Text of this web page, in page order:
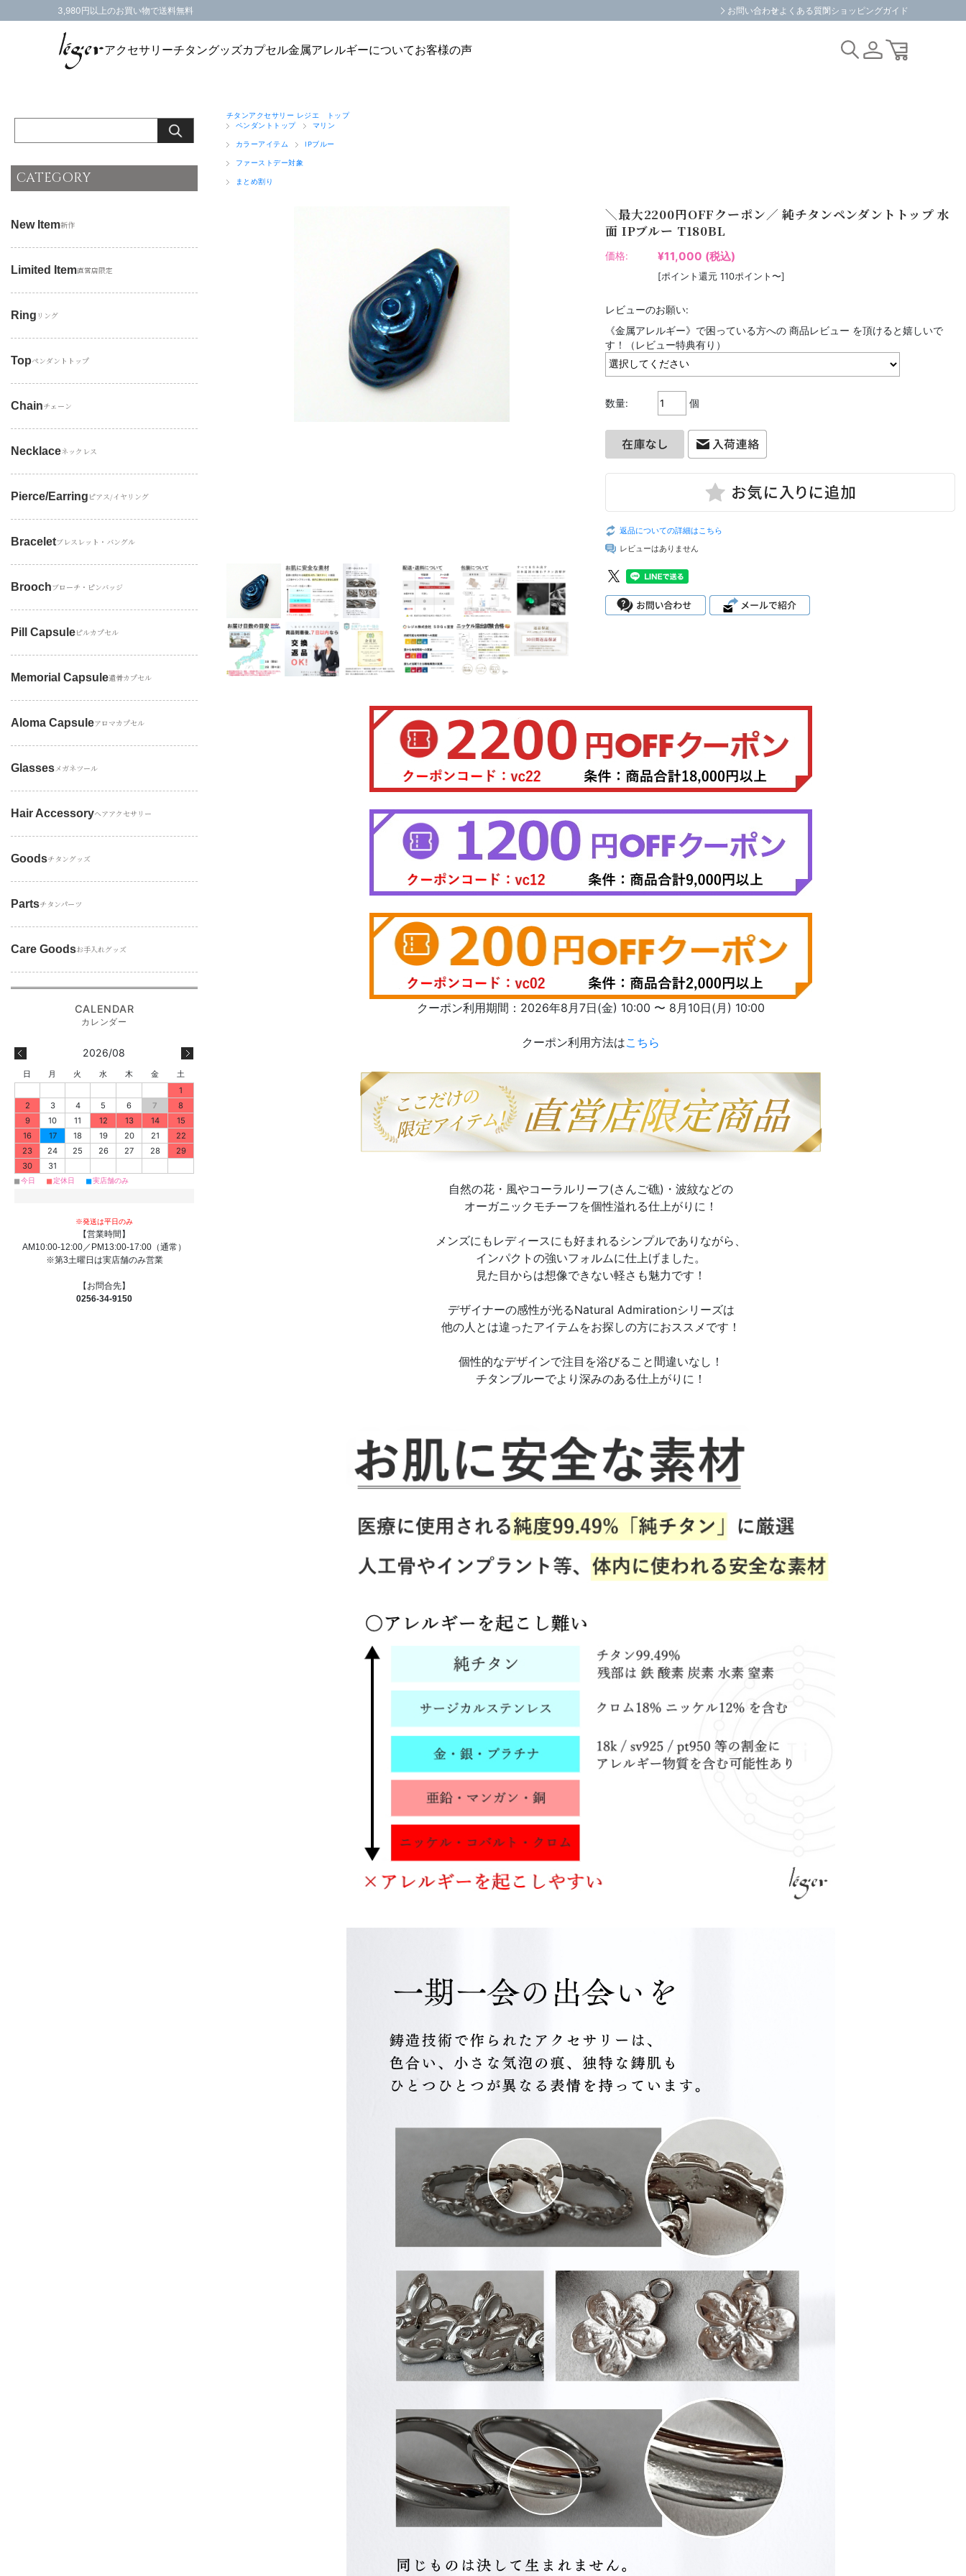
3,980円以上のお買い物で送料無料 お問い合わせ よくある質問ショッピングガイド
アクセサリーチタングッズカプセル金属アレルギーについてお客様の声
チタンアクセサリー レジエ トップ
ペンダントトップ
マリン
カラーアイテム IPブルー
ファーストデー対象
まとめ割り
＼最大2200円OFFクーポン／ 純チタンペンダントトップ 水
面 IPブルー T180BL
価格: ¥11,000 (税込)
[ポイント還元 110ポイント〜]
レビューのお願い:
《金属アレルギー》で困っている方への 商品レビュー を頂けると嬉しいで
す！（レビュー特典有り）
数量: 個
返品についての詳細はこちら
レビューはありません
クーポン利用期間：2026年8月7日(金) 10:00 〜 8月10日(月) 10:00
クーポン利用方法はこちら
自然の花・風やコーラルリーフ(さんご礁)・波紋などの
オーガニックモチーフを個性溢れる仕上がりに！
メンズにもレディースにも好まれるシンプルでありながら、
インパクトの強いフォルムに仕上げました。
見た目からは想像できない軽さも魅力です！
デザイナーの感性が光るNatural Admirationシリーズは
他の人とは違ったアイテムをお探しの方におススメです！
個性的なデザインで注目を浴びること間違いなし！
チタンブルーでより深みのある仕上がりに！
CATEGORY
New Item新作
Limited Item直営店限定
Ring リング
Topペンダントトップ
Chainチェーン
Necklaceネックレス
Pierce/earring ピアス/イヤリング
Braceletブレスレット・バングル
Broochブローチ・ピンバッジ
Pill Capsuleピルカプセル
Memorial Capsule遺骨カプセル
Aloma Capsuleアロマカプセル
Glassesメガネツール
Hair Accessoryヘアアクセサリー
Goodsチタングッズ
Partsチタンパーツ
Care Goodsお手入れグッズ
2026/08
日 月 火 水 木 金
土
1
2
3 4 5 6 7
8
9
10 11 12 13 14
15
16
17 18 19 20 21
22
23
24 25 26 27 28
29
30
31
■今日 ■定休日 ■実店舗のみ
※発送は平日のみ
【営業時間】
AM10:00-12:00／PM13:00-17:00（通常）
※第3土曜日は実店舗のみ営業
【お問合先】
0256-34-9150